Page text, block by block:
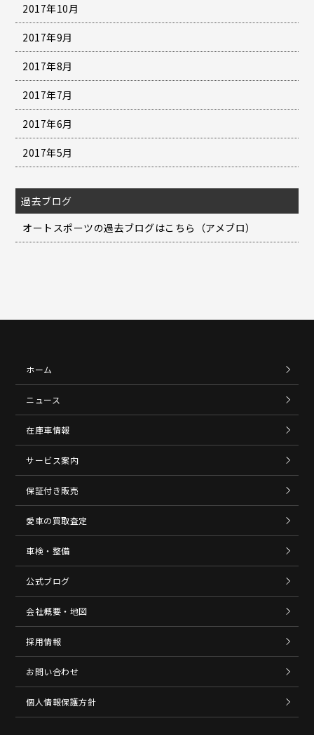
2017年10月
2017年9月
2017年8月
2017年7月
2017年6月
2017年5月
過去ブログ
オートスポーツの過去ブログはこちら（アメブロ）
ホーム
ニュース
在庫車情報
サービス案内
保証付き販売
愛車の買取査定
車検・整備
公式ブログ
会社概要・地図
採用情報
お問い合わせ
個人情報保護方針